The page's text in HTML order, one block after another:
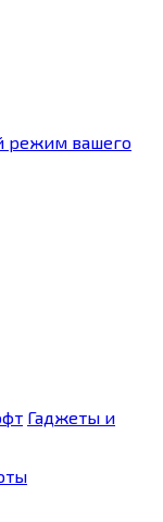
режим вашего
Гаджеты и